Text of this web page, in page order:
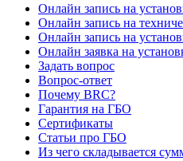
Онлайн запись на
Онлайн запись на
Онлайн запись на
Онлайн заявка на
Задать вопрос
Вопрос-ответ
Почему BRC?
Гарантия на ГБО
Сертификаты
Статьи про ГБО
Из чего складывается